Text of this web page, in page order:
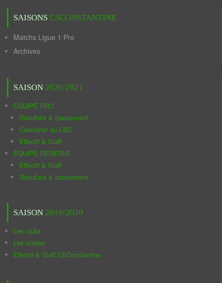
SAISONS CSCONSTANTINE
Matchs Ligue 1 Pro
Archives
SAISON 2020/2021
ÉQUIPE PRO
Résultats & classement
Calendrier du CSC
Effectif & Staff
ÉQUIPE RÉSERVE
Effectif & Staff
Résultats & classement
SAISON 2019/2020
Les clubs
Les stades
Effectif & Staff CSConstantine